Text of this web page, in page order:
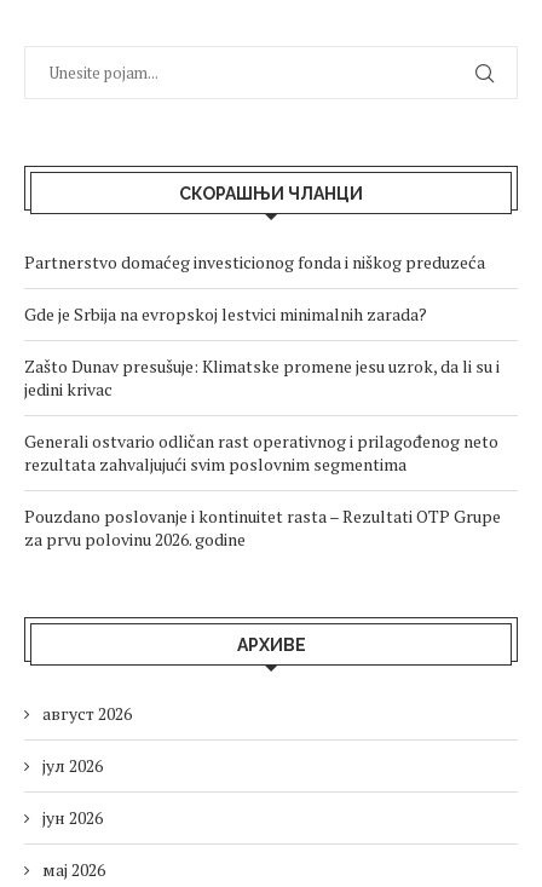
СКОРАШЊИ ЧЛАНЦИ
Partnerstvo domaćeg investicionog fonda i niškog preduzeća
Gde je Srbija na evropskoj lestvici minimalnih zarada?
Zašto Dunav presušuje: Klimatske promene jesu uzrok, da li su i
jedini krivac
Generali ostvario odličan rast operativnog i prilagođenog neto
rezultata zahvaljujući svim poslovnim segmentima
Pouzdano poslovanje i kontinuitet rasta – Rezultati OTP Grupe
za prvu polovinu 2026. godine
АРХИВЕ
август 2026
јул 2026
јун 2026
мај 2026